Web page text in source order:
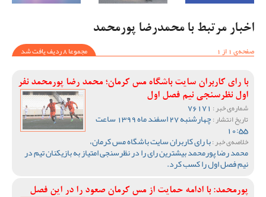
اخبار مرتبط با محمدرضا پورمحمد
صفحه‌ی 1 از 1
مجموعا 8 ردیف یافت شد
با رای کاربران سایت باشگاه مس کرمان؛ محمد رضا پورمحمد نفر
اول نظرسنجی نیم فصل اول
شماره‌ی خبر :
تاریخ انتشار : چهارشنبه 27 اسفند ماه 1399 ساعت
10:55
خلاصه‌ی خبر :با رای کاربران سایت باشگاه مس کرمان،
محمد رضا پورمحمد بیشترین رای را در نظرسنجی امتیاز به بازیکنان تیم در
نیم فصل اول را کسب کرد.
پورمحمد: با ادامه حمایت از مس کرمان صعود را در این فصل